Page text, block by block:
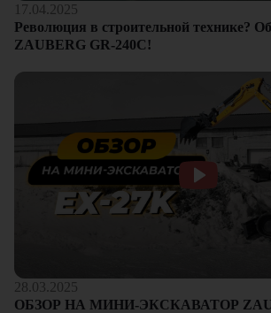
17.04.2025
Революция в строительной технике?
ZAUBERG GR-240C!
28.03.2025
ОБЗОР НА МИНИ-ЭКСКАВАТОР